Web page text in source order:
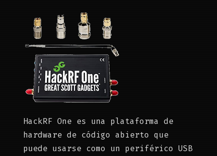
HackRF One es una plataforma de
hardware de código abierto que
puede usarse como un periférico USB